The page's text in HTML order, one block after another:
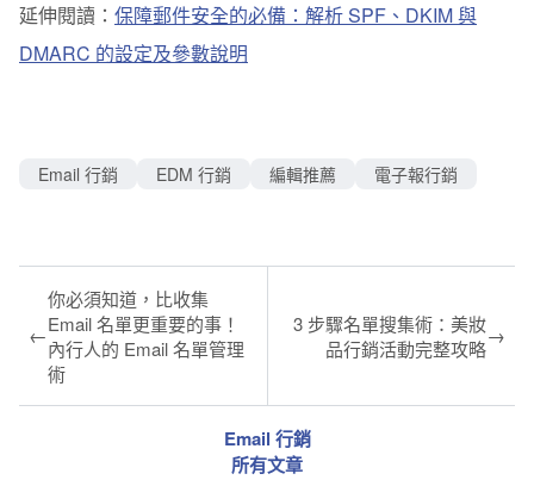
延伸閱讀： 保障郵件安全的必備：解析 SPF、DKIM 與
DMARC 的設定及參數說明
Email 行銷 EDM 行銷 編輯推薦 電子報行銷
←
你必須知道，比收集
Email 名單更重要的事！
內行人的 Email 名單管理
術
Email 行銷
所有文章
3 步驟名單搜集術：美妝
品行銷活動完整攻略→